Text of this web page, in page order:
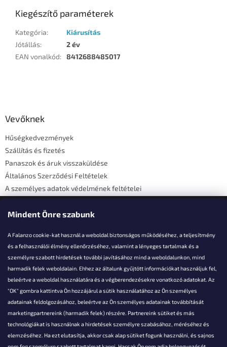
Mindent Önre szabunk
A Falanzo cookie-kat használ a weboldal biztonságos működéséhez, a teljesítmény
és a felhasználói élmény ellenőrzéséhez, valamint a lényeges tartalmak és a
személyre szabott hirdetések további javításához mind a weboldalunkon, mind
harmadik felek weboldalain. Ehhez az általunk gyűjtött információkat használjuk fel,
beleértve a weboldal használatára és a végberendezésekre vonatkozó adatokat. Az
"OK" gombra kattintva Ön hozzájárul a sütik használatához az Ön személyes
adatainak feldolgozásához, beleértve az Ön személyes adatainak továbbítását
marketingpartnereink (harmadik felek) részére. Partnereink sütiket és más
technológiákat is használnak a hirdetések személyre szabásához, méréséhez és
elemzéséhez. Ha ezt elutasítja, akkor csak alap sütiket fogunk használni, és sajnos
Kiegészítő paraméterek
Kategória:
Kiárusítás
Jótállás:
2 év
EAN vonalkód: 8412688485017
Vevőknek
Hűségkedvezmények
Szállítás és fizetés
Panaszok és áruk visszaküldése
Általános Szerződési Feltételek
A személyes adatok védelmének feltételei
Elérhetőségi adatok
Akarsz kérdezni valamit?
info@falanzo.hu